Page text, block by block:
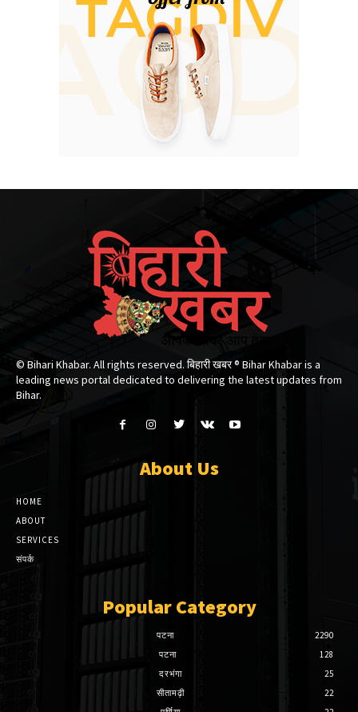
© Bihari Khabar. All rights reserved. बिहारी खबर ®​ Bihar Khabar is a
leading news portal dedicated to delivering the latest updates from
Bihar.
About Us
HOME
ABOUT
SERVICES
संपर्क
Popular Category
पटना
2290
पटना
128
दरभंगा
25
सीतामढ़ी
22